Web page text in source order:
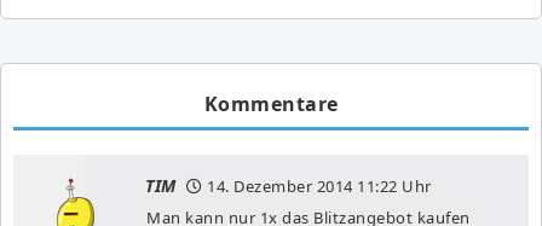
Kommentare
TIM 14. Dezember 201411:22 Uhr
Man kann nur 1x das Blitzangebot kaufen